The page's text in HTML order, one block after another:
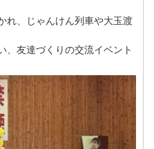
れ、じゃんけん列車や大玉渡
、友達づくりの交流イベント